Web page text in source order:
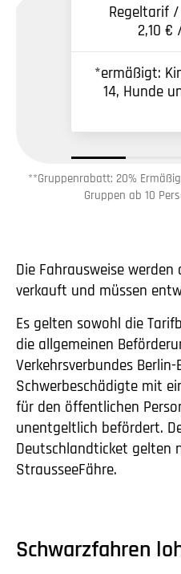
Regeltarif
2,10 €
*ermäßigt:
14, Hunde
**Gruppenrabatt: 20%
Gruppen ab 10
Die Fahrausweise
verkauft und müssen
Es gelten sowohl die
die allgemeinen
Verkehrsverbundes
Schwerbeschädigte mit
für den öffentlichen
unentgeltlich befördert.
Deutschlandticket gelten
StrausseeFähre.
Schwarzfahren